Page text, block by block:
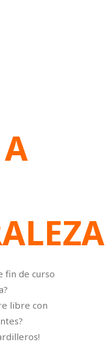
fin de curso
libre con